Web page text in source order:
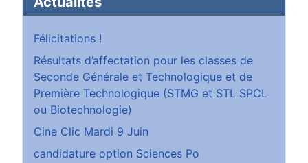
Félicitations !
Résultats d’affectation pour les classes de
Seconde Générale et Technologique et de
Première Technologique (STMG et STL SPCL
ou Biotechnologie)
Cine Clic Mardi 9 Juin
candidature option Sciences Po